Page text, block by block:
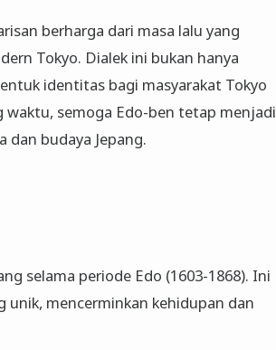
berharga dari masa lalu yang
Tokyo. Dialek ini bukan hanya
identitas bagi masyarakat Tokyo
waktu, semoga Edo-ben tetap menjadi
dan budaya Jepang.
selama periode Edo (1603-1868). Ini
unik, mencerminkan kehidupan dan